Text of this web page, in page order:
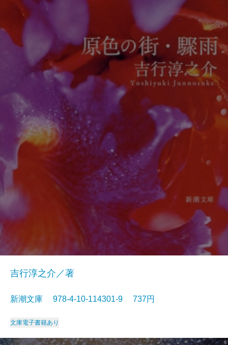
吉行淳之介／著
新潮文庫 978-4-10-114301-9 737円
文庫電子書籍あり